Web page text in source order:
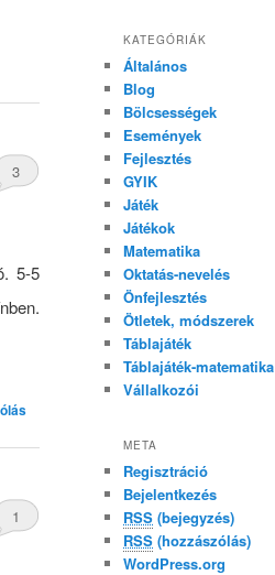
3
5-5
1
KATEGÓRIÁK
Általános
Blog
Bölcsességek
Események
Fejlesztés
GYIK
Játék
Játékok
Matematika
Oktatás-nevelés
Önfejlesztés
Ötletek, módszerek
Táblajáték
Táblajáték-matematika
Vállalkozói
META
Regisztráció
Bejelentkezés
RSS (bejegyzés)
RSS (hozzászólás)
WordPress.org